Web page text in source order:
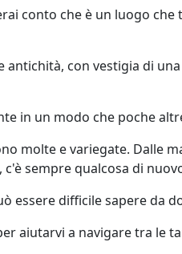
conto che è un luogo che
con vestigia di
in un modo che poche
molte e variegate. Dalle
sempre qualcosa di
essere difficile sapere da
aiutarvi a navigare tra le